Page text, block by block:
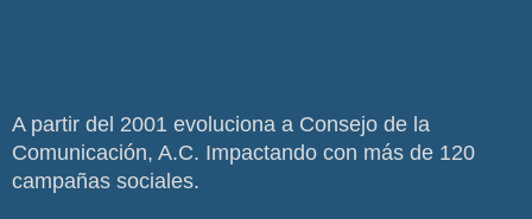
A partir del 2001 evoluciona a Consejo de la
Comunicación, A.C. Impactando con más de 120
campañas sociales.